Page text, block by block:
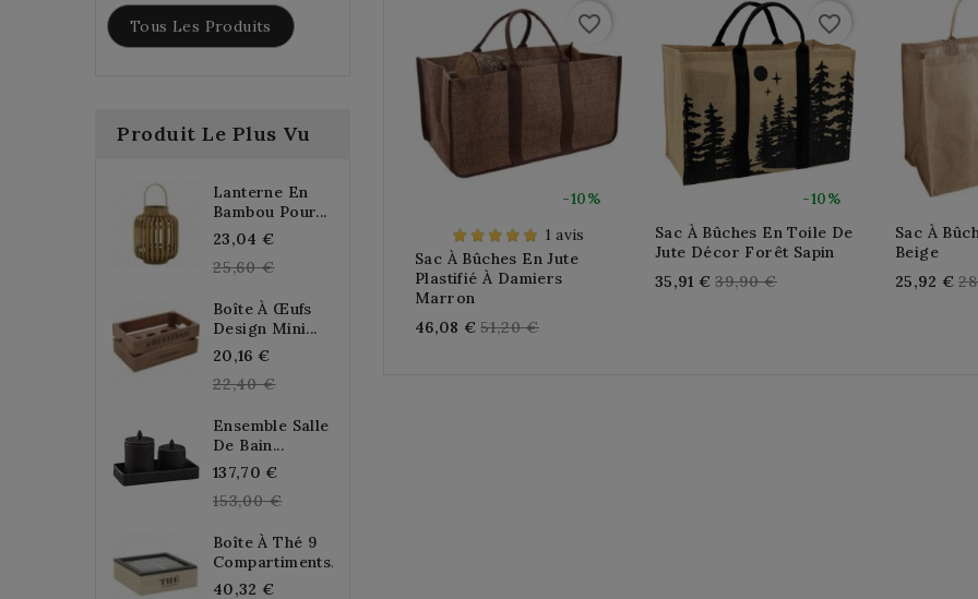
Tous Les Produits
Produit Le Plus Vu
Lanterne En
Bambou Pour...
23,04 €
price
25,60 €
Boîte À Œufs
Design Mini...
20,16 €
price
22,40 €
Ensemble Salle
De Bain...
137,70 €
price
153,00 €
Boîte À Thé 9
Compartiments...
40,32 €
-10%
favorite_border
1 avis
Sac À Bûches En Jute
Plastifié À Damiers
Marron
46,08 € Regular
51,20 €
-10%
favorite_border
Sac À Bûches En Toile De
Jute Décor Forêt Sapin
35,91 € Regular
39,90 €
Sac À
Beige
25,92 €